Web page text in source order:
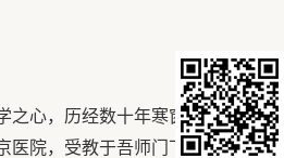
之心，历经数十年寒窗，得入科
医院，受教于吾师门下。师悯余